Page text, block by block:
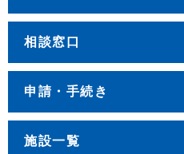
相談窓口
申請・手続き
施設一覧